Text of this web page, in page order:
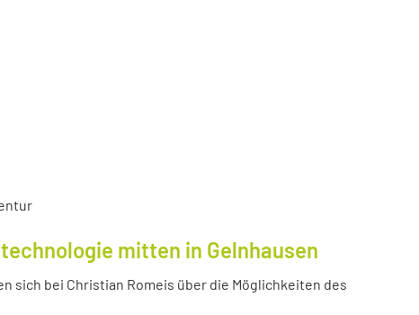
mitten in Gelnhausen
sich bei Christian Romeis über die Möglichkeiten des